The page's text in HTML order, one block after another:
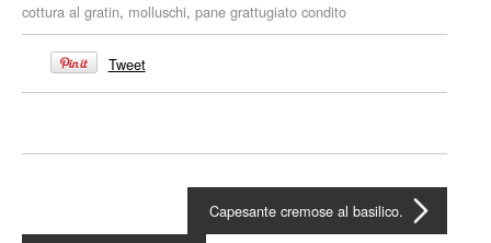
cottura al gratin, molluschi, pane grattugiato condito
Tweet
Capesante cremose al basilico.